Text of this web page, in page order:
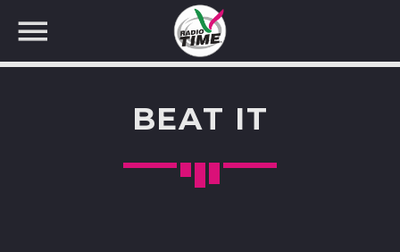
BEAT IT